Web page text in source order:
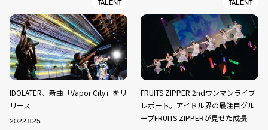
TALENT
IDOLATER、新曲「Vapor City」をリ
リース
2022.11.25
TALENT
FRUITS ZIPPER 2ndワンマンライブ
レポート。アイドル界の最注目グル
ープFRUITS ZIPPERが見せた成長